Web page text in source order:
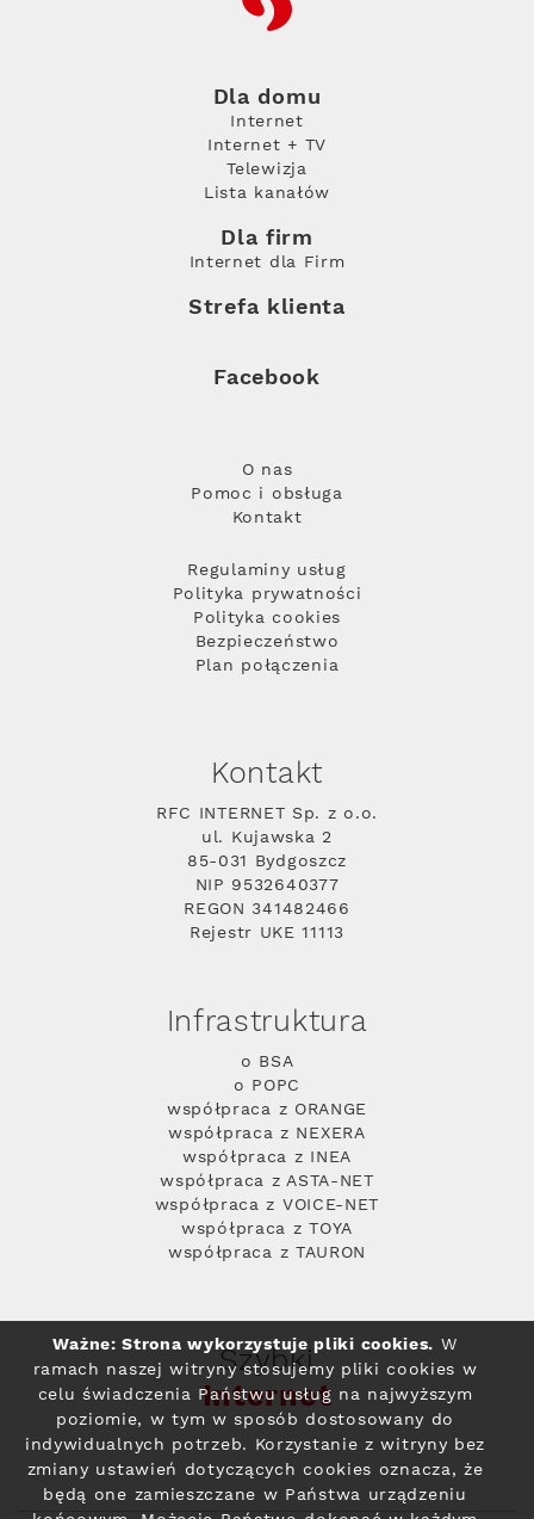
Dla domu
Internet
Internet + TV
Telewizja
Lista kanałów
Dla firm
Internet dla Firm
Strefa klienta
Facebook
O nas
Pomoc i obsługa
Kontakt
Regulaminy usług
Polityka prywatności
Polityka cookies
Bezpieczeństwo
Plan połączenia
Kontakt
RFC INTERNET Sp. z o.o.
ul. Kujawska 2
85-031 Bydgoszcz
NIP 9532640377
REGON 341482466
Rejestr UKE 11113
Infrastruktura
o BSA
o POPC
współpraca z ORANGE
współpraca z NEXERA
współpraca z INEA
współpraca z ASTA-NET
współpraca z VOICE-NET
współpraca z TOYA
współpraca z TAURON
Szybki
Internet
Ważne: Strona wykorzystuje pliki cookies. W
ramach naszej witryny stosujemy pliki cookies w
celu świadczenia Państwu usług na najwyższym
poziomie, w tym w sposób dostosowany do
indywidualnych potrzeb. Korzystanie z witryny bez
zmiany ustawień dotyczących cookies oznacza, że
będą one zamieszczane w Państwa urządzeniu